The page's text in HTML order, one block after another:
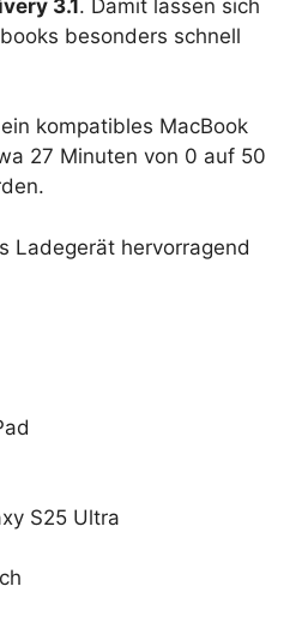
3.1 . Damit lassen sich
besonders schnell
kompatibles MacBook
27 Minuten von 0 auf 50
Ladegerät hervorragend
S25 Ultra